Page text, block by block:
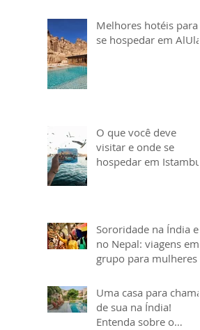
Melhores hotéis para
se hospedar em AlUla
O que você deve
visitar e onde se
hospedar em Istambul
Sororidade na Índia e
no Nepal: viagens em
grupo para mulheres
Uma casa para chamar
de sua na Índia!
Entenda sobre o